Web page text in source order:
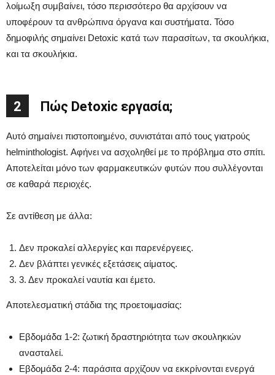
λοίμωξη συμβαίνει, τόσο περισσότερο θα αρχίσουν να
υποφέρουν τα ανθρώπινα όργανα και συστήματα. Τόσο
δημοφιλής σημαίνει Detoxic κατά των παρασίτων, τα σκουλήκια,
και τα σκουλήκια.
2 Πώς Detoxic εργασία;
Αυτό σημαίνει πιστοποιημένο, συνιστάται από τους γιατρούς
helminthologist. Αφήνει να ασχοληθεί με το πρόβλημα στο σπίτι.
Αποτελείται μόνο των φαρμακευτικών φυτών που συλλέγονται
σε καθαρά περιοχές.
Σε αντίθεση με άλλα:
Δεν προκαλεί αλλεργίες και παρενέργειες.
Δεν βλάπτει γενικές εξετάσεις αίματος.
3. Δεν προκαλεί ναυτία και έμετο.
Αποτελεσματική στάδια της προετοιμασίας:
Εβδομάδα 1-2: ζωτική δραστηριότητα των σκουληκιών
ανασταλεί.
Εβδομάδα 2-4: παράσιτα αρχίζουν να εκκρίνονται ενεργά